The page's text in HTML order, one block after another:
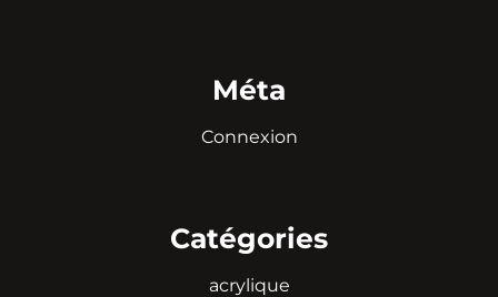
Méta
Connexion
Catégories
acrylique